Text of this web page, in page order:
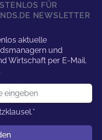
FÜR
NEWSLETTER
aktuelle
und
Wirtschaft per E-Mail.
*